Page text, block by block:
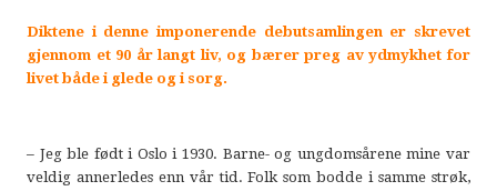
Diktene i denne imponerende debutsamlingen er skrevet
gjennom et 90 år langt liv, og bærer preg av ydmykhet for
livet både i glede og i sorg.
– Jeg ble født i Oslo i 1930. Barne- og ungdomsårene mine var
veldig annerledes enn vår tid. Folk som bodde i samme strøk,